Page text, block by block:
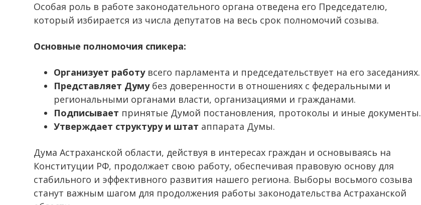
Особая роль в работе законодательного органа отведена его Председателю,
который избирается из числа депутатов на весь срок полномочий созыва.
Основные полномочия спикера:
Организует работувсего парламента и председательствует на его заседаниях.
Представляет Думубез доверенности в отношениях с федеральными и
региональными органами власти, организациями и гражданами.
Подписывает принятые Думой постановления, протоколы и иные документы.
Утверждает структуру и штат аппарата Думы.
Дума Астраханской области, действуя в интересах граждан и основываясь на
Конституции РФ, продолжает свою работу, обеспечивая правовую основу для
стабильного и эффективного развития нашего региона. Выборы восьмого созыва
станут важным шагом для продолжения работы законодательства Астраханской